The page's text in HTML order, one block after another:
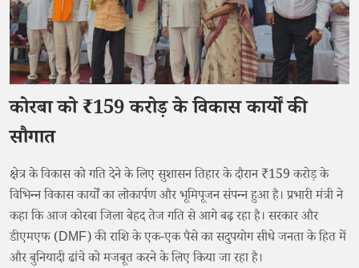
कोरबा को ₹159 करोड़ के विकास कार्यों की
सौगात
​क्षेत्र के विकास को गति देने के लिए सुशासन तिहार के दौरान ₹159 करोड़ के
विभिन्न विकास कार्यों का लोकार्पण और भूमिपूजन संपन्न हुआ है। प्रभारी मंत्री ने
कहा कि आज कोरबा जिला बेहद तेज गति से आगे बढ़ रहा है। सरकार और
डीएमएफ (DMF) की राशि के एक-एक पैसे का सदुपयोग सीधे जनता के हित में
और बुनियादी ढांचे को मजबूत करने के लिए किया जा रहा है।